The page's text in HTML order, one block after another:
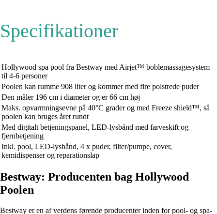
Specifikationer
Hollywood spa pool fra Bestway med Airjet™ boblemassagesystem
til 4-6 personer
Poolen kan rumme 908 liter og kommer med fire polstrede puder
Den måler 196 cm i diameter og er 66 cm høj
Maks. opvarmningsevne på 40°C grader og med Freeze shield™, så
poolen kan bruges året rundt
Med digitalt betjeningspanel, LED-lysbånd med farveskift og
fjernbetjening
Inkl. pool, LED-lysbånd, 4 x puder, filter/pumpe, cover,
kemidispenser og reparationslap
Bestway: Producenten bag Hollywood
Poolen
Bestway er en af verdens førende producenter inden for pool- og spa-